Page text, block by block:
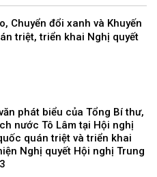
Chuyển đổi xanh và Khuyến
triệt, triển khai Nghị quyết
phát biểu của Tổng Bí thư,
nước Tô Lâm tại Hội nghị
quán triệt và triển khai
Nghị quyết Hội nghị Trung